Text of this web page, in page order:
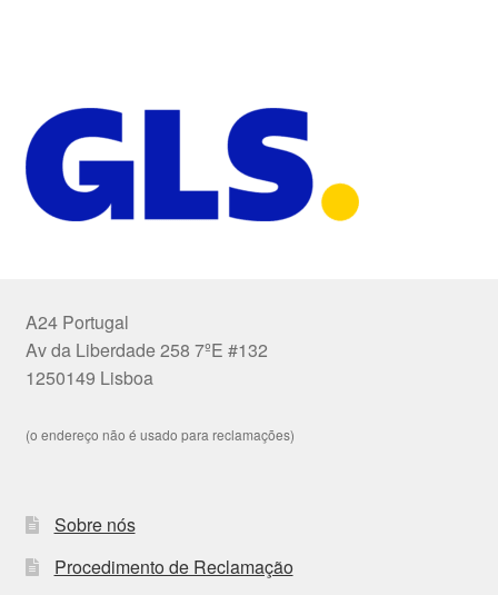
A24 Portugal
Av da Liberdade 258 7ºE #132
1250149 Lisboa
(o endereço não é usado para reclamações)
Sobre nós
Procedimento de Reclamação